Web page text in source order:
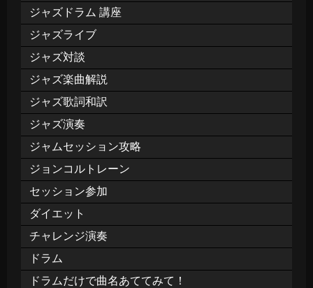
ジャズドラム 講座
ジャズライブ
ジャズ対談
ジャズ楽曲解説
ジャズ歌詞和訳
ジャズ演奏
ジャムセッション攻略
ジョンコルトレーン
セッション参加
ダイエット
チャレンジ演奏
ドラム
ドラムだけで曲名あててみて！